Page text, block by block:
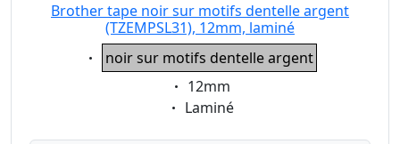
Brother tape noir sur motifs dentelle argent
(TZEMPSL31), 12mm, laminé
Eigenschaft:
noir sur motifs dentelle argent
Eigenschaft:
12mm
Eigenschaft:
Laminé